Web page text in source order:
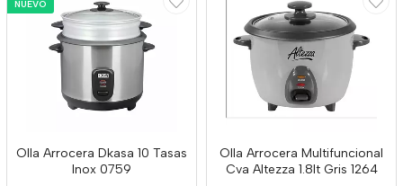
NUEVO
Olla Arrocera Dkasa 10 Tasas
Inox 0759
Olla Arrocera Multifuncional
Cva Altezza 1.8lt Gris 1264